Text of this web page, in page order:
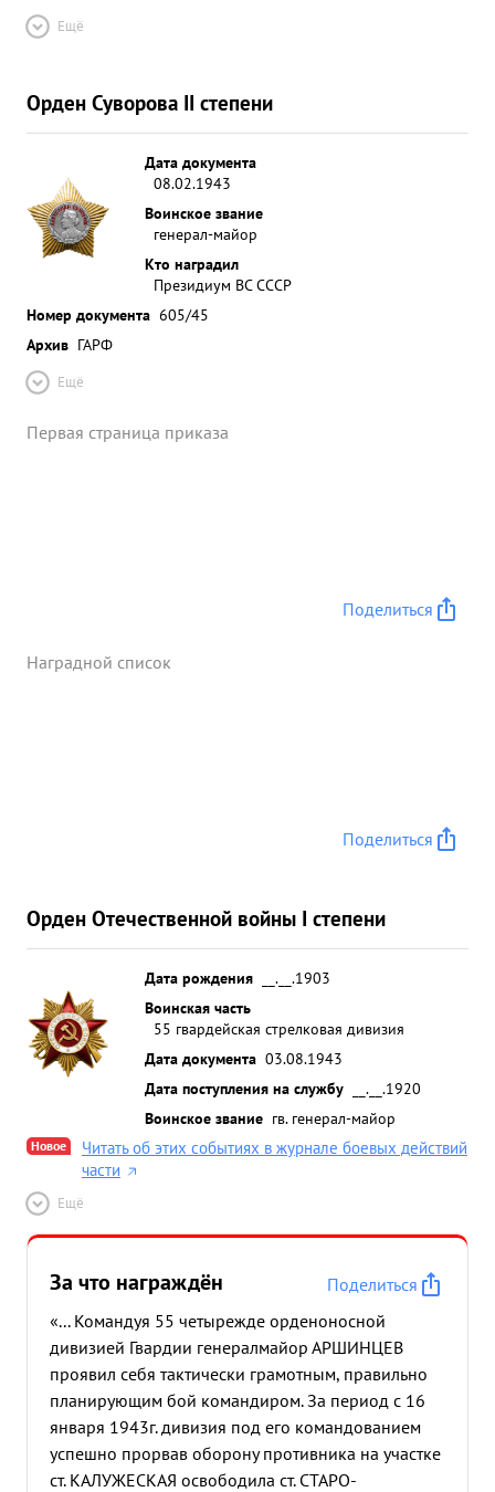
Ещё
Орден Суворова II степени
Дата документа
08.02.1943
Воинское звание
генерал-майор
Кто наградил
Президиум ВС СССР
Номер документа 605/45
Архив ГАРФ
Ещё
Первая страница приказа
Поделиться
Наградной список
Поделиться
Орден Отечественной войны I степени
Дата рождения
__.__.1903
Воинская часть
55 гвардейская стрелковая дивизия
Дата документа 03.08.1943
Дата поступления на службу
__.__.1920
Воинское звание гв. генерал-майор
Новое
Читать об этих событиях в журнале боевых действий
части
Ещё
За что награждён
Поделиться
«... Командуя 55 четырежде орденоносной
дивизией Гвардии генералмайор АРШИНЦЕВ
проявил себя тактически грамотным, правильно
планирующим бой командиром. За период с 16
января 1943г. дивизия под его командованием
успешно прорвав оборону противника на участке
ст. КАЛУЖЕСКАЯ освободила ст. СТАРО-